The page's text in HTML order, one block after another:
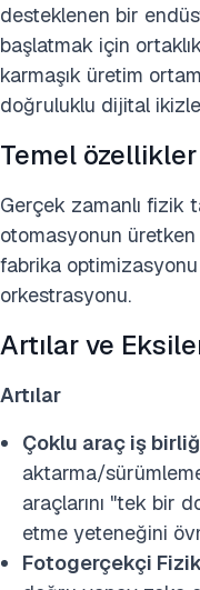
desteklenen bir
başlatmak için
karmaşık üretim
doğruluklu dijital
Temel özellikler
Gerçek zamanlı fizik
otomasyonun
fabrika
orkestrasyonu.
Artılar ve
Artılar
Çoklu araç iş
aktarma/
araçlarını "tek bir
etme yeteneğini
Fotogerçekçi